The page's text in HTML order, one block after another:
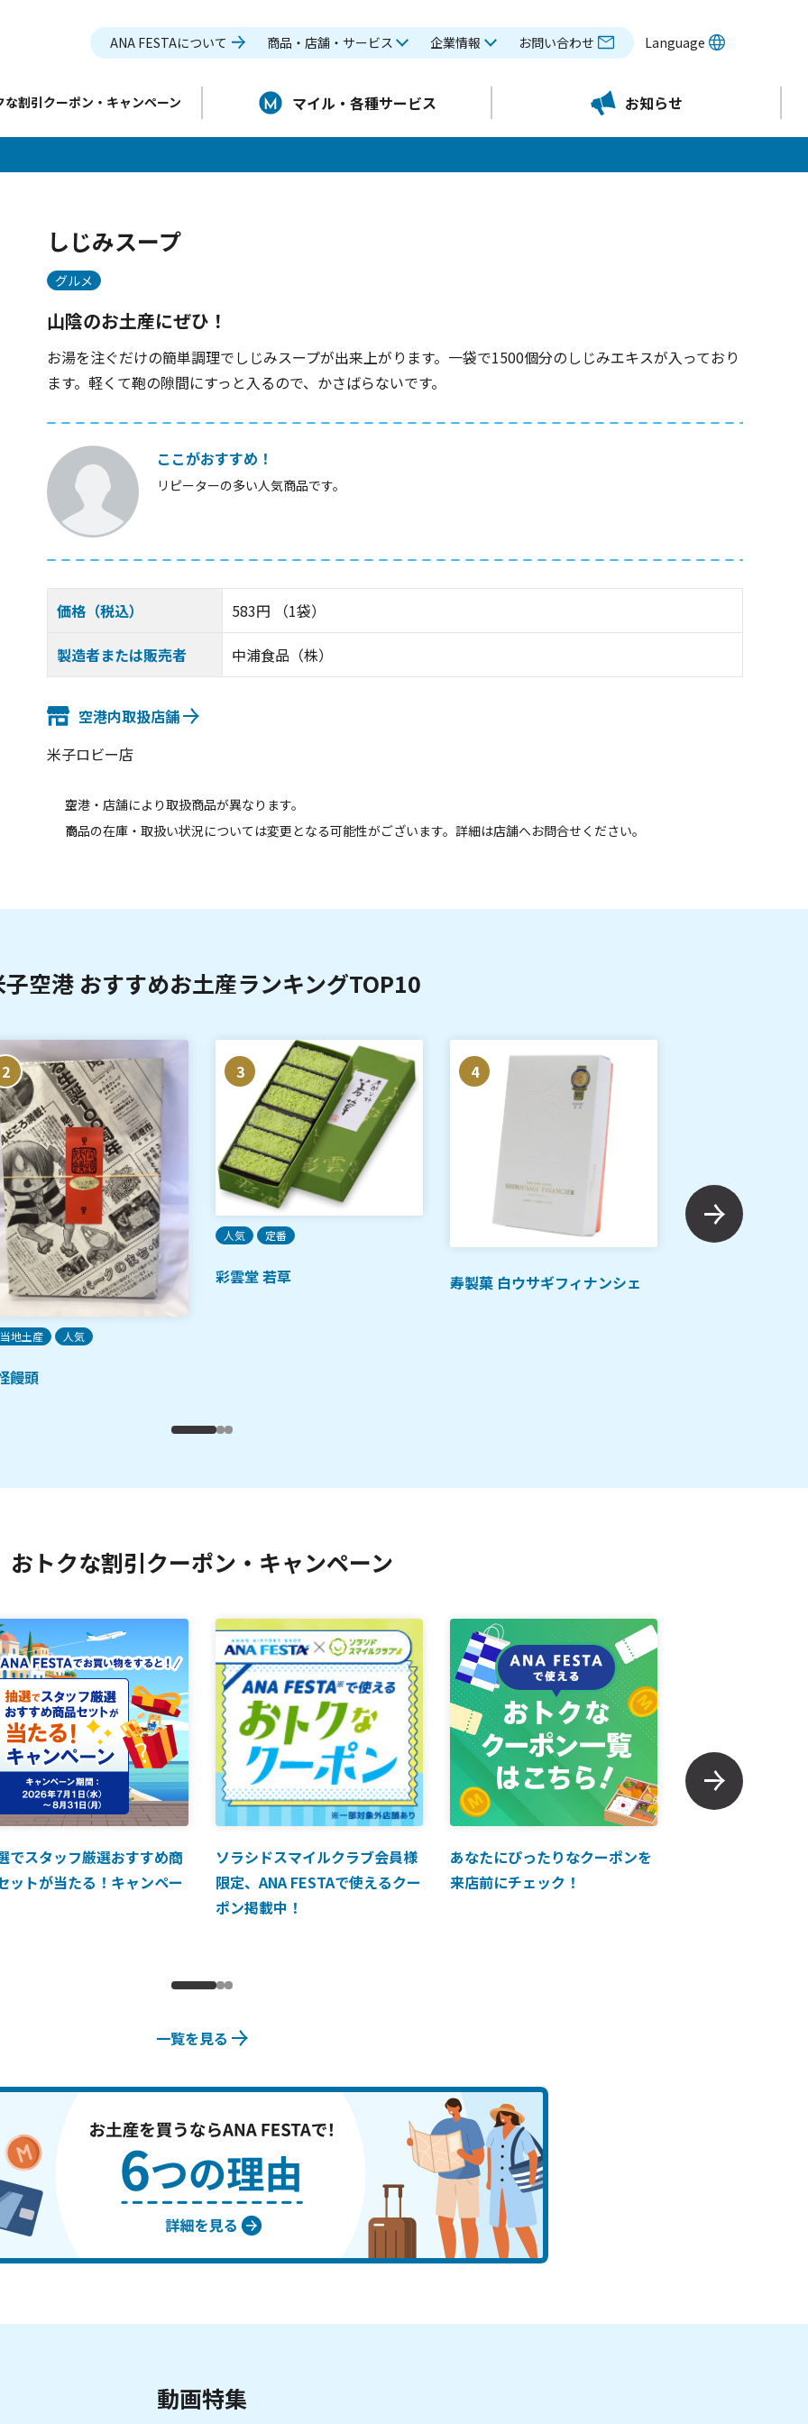
ANA FESTAについて 商品・店舗・サービス 企業情報 お問い合わせ Language
な割引クーポン・キャンペーン マイル・各種サービス お知らせ
しじみスープ
グルメ
山陰のお土産にぜひ！
お湯を注ぐだけの簡単調理でしじみスープが出来上がります。一袋で1500個分のしじみエキスが入っており
ます。軽くて鞄の隙間にすっと入るので、かさばらないです。
ここがおすすめ！
リピーターの多い人気商品です。
価格（税込） 583円 （1袋）
製造者または販売者 中浦食品（株）
空港内取扱店舗
米子ロビー店
空港・店舗により取扱商品が異なります。
商品の在庫・取扱い状況については変更となる可能性がございます。詳細は店舗へお問合せください。
空港 おすすめお土産ランキングTOP10
2
地土産 人気
饅頭
3
人気 定番
彩雲堂 若草
4
寿製菓 白ウサギフィナンシェ
ご当地土産
おトクな割引クーポン・キャンペーン
でスタッフ厳選おすすめ商
ットが当たる！キャンペー
ソラシドスマイルクラブ会員様
限定、ANA FESTAで使えるクー
ポン掲載中！
あなたにぴったりなクーポンを
来店前にチェック！
一覧を見る
動画特集